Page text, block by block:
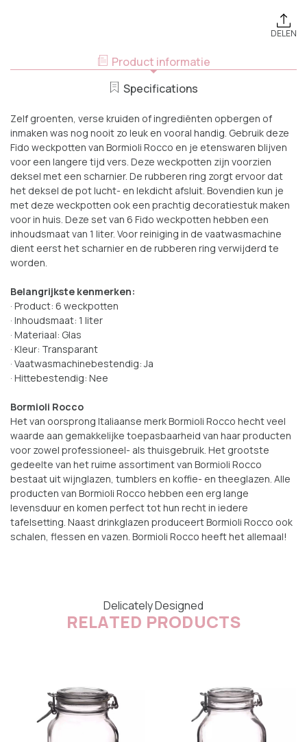
6
DELEN
Product informatie
Specifications
Zelf groenten, verse kruiden of ingrediënten opbergen of
inmaken was nog nooit zo leuk en vooral handig. Gebruik deze
Fido weckpotten van Bormioli Rocco en je etenswaren blijven
voor een langere tijd vers. Deze weckpotten zijn voorzien
deksel met een scharnier. De rubberen ring zorgt ervoor dat
het deksel de pot lucht- en lekdicht afsluit. Bovendien kun je
met deze weckpotten ook een prachtig decoratiestuk maken
voor in huis. Deze set van 6 Fido weckpotten hebben een
inhoudsmaat van 1 liter. Voor reiniging in de vaatwasmachine
dient eerst het scharnier en de rubberen ring verwijderd te
worden.
Belangrijkste kenmerken:
· Product: 6 weckpotten
· Inhoudsmaat: 1 liter
· Materiaal: Glas
· Kleur: Transparant
· Vaatwasmachinebestendig: Ja
· Hittebestendig: Nee
Bormioli Rocco
Het van oorsprong Italiaanse merk Bormioli Rocco hecht veel
waarde aan gemakkelijke toepasbaarheid van haar producten
voor zowel professioneel- als thuisgebruik. Het grootste
gedeelte van het ruime assortiment van Bormioli Rocco
bestaat uit wijnglazen, tumblers en koffie- en theeglazen. Alle
producten van Bormioli Rocco hebben een erg lange
levensduur en komen perfect tot hun recht in iedere
tafelsetting. Naast drinkglazen produceert Bormioli Rocco ook
schalen, flessen en vazen. Bormioli Rocco heeft het allemaal!
Delicately Designed
RELATED PRODUCTS